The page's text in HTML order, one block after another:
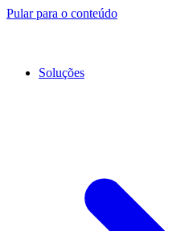
Pular para o conteúdo
Soluções